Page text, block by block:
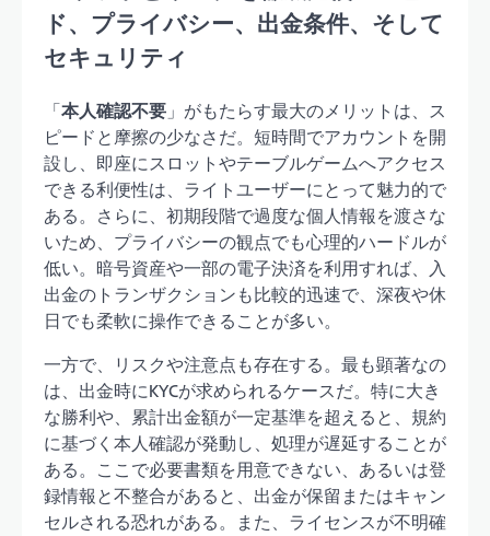
ド、プライバシー、出金条件、そして
セキュリティ
「本人確認不要 」がもたらす最大のメリットは、ス
ピードと摩擦の少なさだ。短時間でアカウントを開
設し、即座にスロットやテーブルゲームへアクセス
できる利便性は、ライトユーザーにとって魅力的で
ある。さらに、初期段階で過度な個人情報を渡さな
いため、プライバシーの観点でも心理的ハードルが
低い。暗号資産や一部の電子決済を利用すれば、入
出金のトランザクションも比較的迅速で、深夜や休
日でも柔軟に操作できることが多い。
一方で、リスクや注意点も存在する。最も顕著なの
は、出金時にKYCが求められるケースだ。特に大き
な勝利や、累計出金額が一定基準を超えると、規約
に基づく本人確認が発動し、処理が遅延することが
ある。ここで必要書類を用意できない、あるいは登
録情報と不整合があると、出金が保留またはキャン
セルされる恐れがある。また、ライセンスが不明確